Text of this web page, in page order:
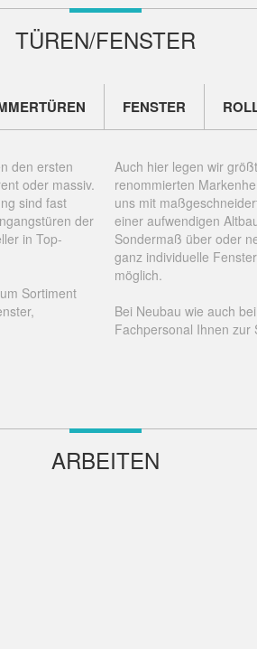
TÜREN/FENSTER
FENSTER
den ersten
oder massiv.
sind fast
der
in Top-
Sortiment
Auch hier legen wir
renommierten
uns mit
einer aufwendigen
Sondermaß über oder
ganz individuelle
möglich.
Bei Neubau wie auch
Fachpersonal Ihnen zur
ARBEITEN